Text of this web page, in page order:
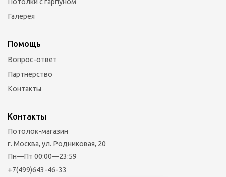
Галерея
Помощь
Вопрос-ответ
Партнерство
Контакты
Контакты
Потолок-магазин
г. Москва, ул. Родниковая, 20
Пн—Пт 00:00—23:59
+7(499)643-46-33